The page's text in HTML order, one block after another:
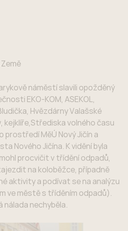
náměstí slavili opožděný
EKO-KOM, ASEKOL,
Hvězdárny Valašské
kejklíře,Střediska volného času
prostředí MěÚ Nový Jičín a
Nového Jičína. K vidění byla
procvičit v třídění odpadů,
na koloběžce, případně
aktivity a podívat se na analýzu
ve městě s tříděním odpadů).
nálada nechyběla.